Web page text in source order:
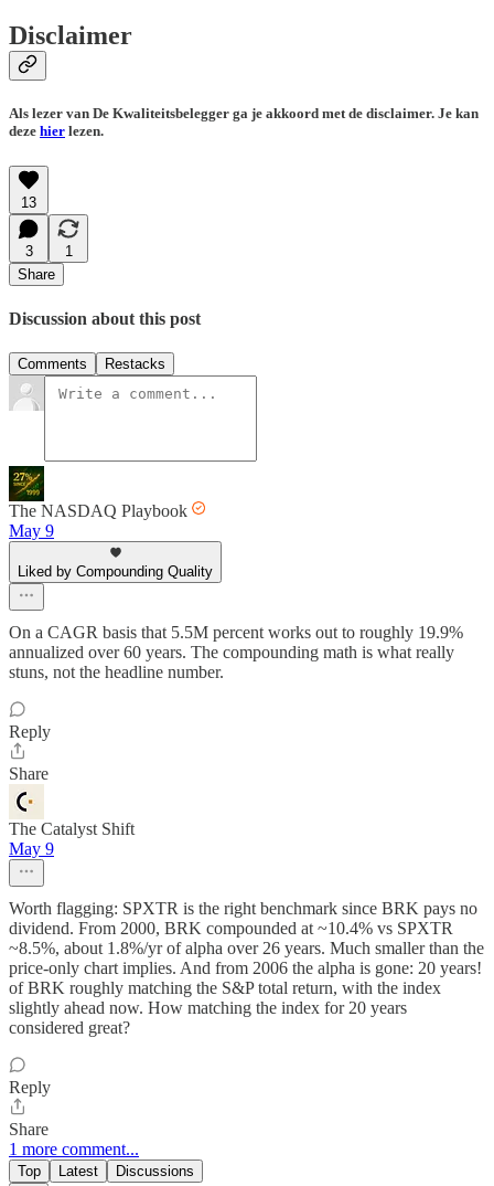
Disclaimer
Als lezer van De Kwaliteitsbelegger ga je akkoord met de disclaimer. Je kan
deze hier lezen.
13
3
1
Share
Discussion about this post
Comments Restacks
The NASDAQ Playbook
May 9
Liked by Compounding Quality
On a CAGR basis that 5.5M percent works out to roughly 19.9%
annualized over 60 years. The compounding math is what really
stuns, not the headline number.
Reply
Share
The Catalyst Shift
May 9
Worth flagging: SPXTR is the right benchmark since BRK pays no
dividend. From 2000, BRK compounded at ~10.4% vs SPXTR
~8.5%, about 1.8%/yr of alpha over 26 years. Much smaller than the
price-only chart implies. And from 2006 the alpha is gone: 20 years!
of BRK roughly matching the S&P total return, with the index
slightly ahead now. How matching the index for 20 years
considered great?
Reply
Share
1 more comment...
Top Latest Discussions